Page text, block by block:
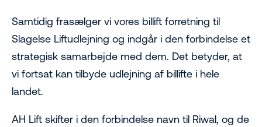
Samtidig frasælger vi vores billift forretning til
Slagelse Liftudlejning og indgår i den forbindelse et
strategisk samarbejde med dem. Det betyder, at
vi fortsat kan tilbyde udlejning af billifte i hele
landet.
AH Lift skifter i den forbindelse navn til Riwal, og de